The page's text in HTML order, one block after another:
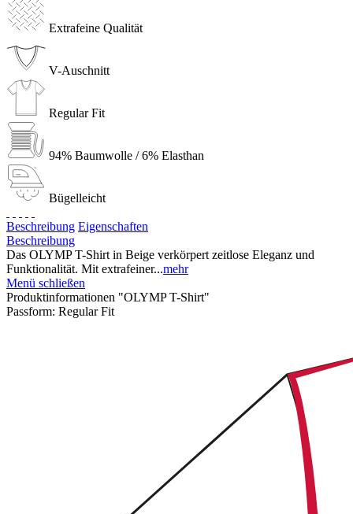
Extrafeine Qualität
V-Auschnitt
Regular Fit
94% Baumwolle / 6% Elasthan
Bügelleicht
Beschreibung Eigenschaften
Beschreibung
Das OLYMP T-Shirt in Beige verkörpert zeitlose Eleganz und
Funktionalität. Mit extrafeiner...mehr
Menü schließen
Produktinformationen "OLYMP T-Shirt"
Passform: Regular Fit